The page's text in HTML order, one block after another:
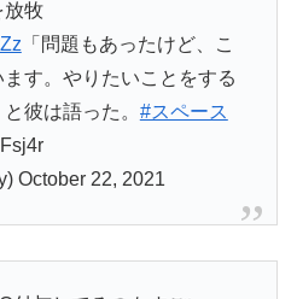
放牧
「問題もあったけど、こ
す。やりたいことをする
彼は語った。 #スペース
October 22, 2021